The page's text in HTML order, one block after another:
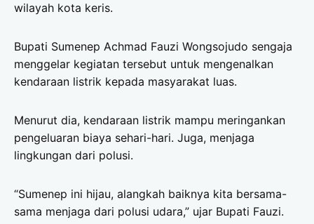
wilayah kota keris.
Bupati Sumenep Achmad Fauzi Wongsojudo sengaja
menggelar kegiatan tersebut untuk mengenalkan
kendaraan listrik kepada masyarakat luas.
Menurut dia, kendaraan listrik mampu meringankan
pengeluaran biaya sehari-hari. Juga, menjaga
lingkungan dari polusi.
“Sumenep ini hijau, alangkah baiknya kita bersama-
sama menjaga dari polusi udara,” ujar Bupati Fauzi.